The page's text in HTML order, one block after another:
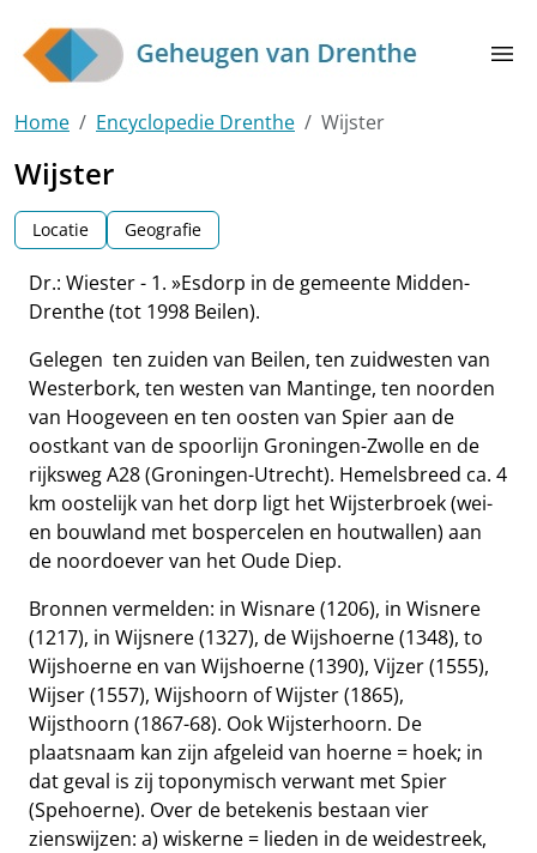
Skip to main content
menu
Home Encyclopedie Drenthe Wijster
Wijster
Locatie Geografie
Dr.: Wiester - 1. »Esdorp in de gemeente Midden-
Drenthe (tot 1998 Beilen).
Gelegen ten zuiden van Beilen, ten zuidwesten van
Westerbork, ten westen van Mantinge, ten noorden
van Hoogeveen en ten oosten van Spier aan de
oostkant van de spoorlijn Groningen-Zwolle en de
rijksweg A28 (Groningen-Utrecht). Hemelsbreed ca. 4
km oostelijk van het dorp ligt het Wijsterbroek (wei-
en bouwland met bospercelen en houtwallen) aan
de noordoever van het Oude Diep.
Bronnen vermelden: in Wisnare (1206), in Wisnere
(1217), in Wijsnere (1327), de Wijshoerne (1348), to
Wijshoerne en van Wijshoerne (1390), Vijzer (1555),
Wijser (1557), Wijshoorn of Wijster (1865),
Wijsthoorn (1867-68). Ook Wijsterhoorn. De
plaatsnaam kan zijn afgeleid van hoerne = hoek; in
dat geval is zij toponymisch verwant met Spier
(Spehoerne). Over de betekenis bestaan vier
zienswijzen: a) wiskerne = lieden in de weidestreek,